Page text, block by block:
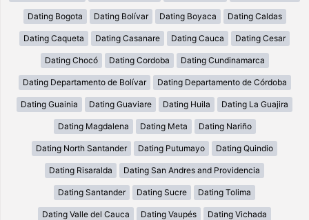
Dating Bogota Dating Bolívar Dating Boyaca Dating Caldas
Dating Caqueta Dating Casanare Dating Cauca Dating Cesar
Dating Chocó Dating Cordoba Dating Cundinamarca
Dating Departamento de Bolívar Dating Departamento de Córdoba
Dating Guainia Dating Guaviare Dating Huila Dating La Guajira
Dating Magdalena Dating Meta Dating Nariño
Dating North Santander Dating Putumayo Dating Quindio
Dating Risaralda Dating San Andres and Providencia
Dating Santander Dating Sucre Dating Tolima
Dating Valle del Cauca Dating Vaupés Dating Vichada